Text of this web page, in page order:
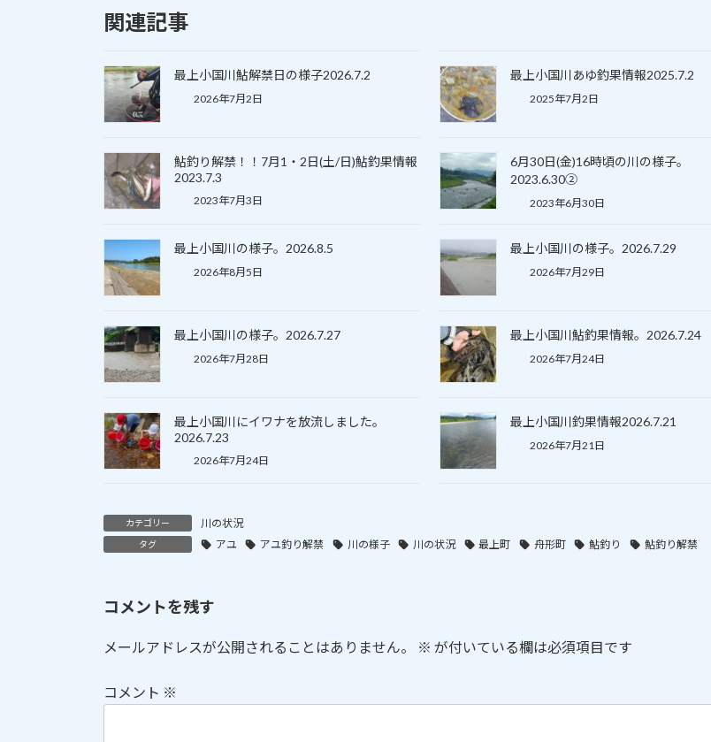
関連記事
最上小国川鮎解禁日の様子2026.7.2
2026年7月2日
最上小国川あゆ釣果情報2025.7.2
2025年7月2日
鮎釣り解禁！！7月1・2日(土/日)鮎釣果情報
2023.7.3
2023年7月3日
6月30日(金)16時頃の川の様子。
2023.6.30②
2023年6月30日
最上小国川の様子。2026.8.5
2026年8月5日
最上小国川の様子。2026.7.29
2026年7月29日
最上小国川の様子。2026.7.27
2026年7月28日
最上小国川鮎釣果情報。2026.7.24
2026年7月24日
最上小国川にイワナを放流しました。
2026.7.23
2026年7月24日
最上小国川釣果情報2026.7.21
2026年7月21日
カテゴリー 川の状況
タグ アユ アユ釣り解禁 川の様子 川の状況 最上町 舟形町 鮎釣り 鮎釣り解禁
コメントを残す
メールアドレスが公開されることはありません。 ※ が付いている欄は必須項目です
コメント ※